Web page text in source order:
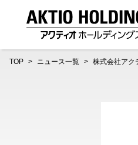
TOP ニュース一覧 株式会社アク